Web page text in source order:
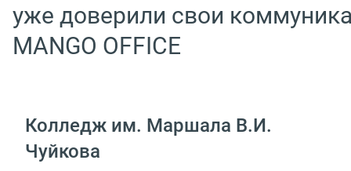
уже доверили свои
MANGO OFFICE
Колледж им. Маршала В.И.
Чуйкова